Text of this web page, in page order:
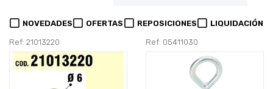
NOVEDADES OFERTAS REPOSICIONES LIQUIDACIÓN
Ref: 21013220 Ref: 05411030